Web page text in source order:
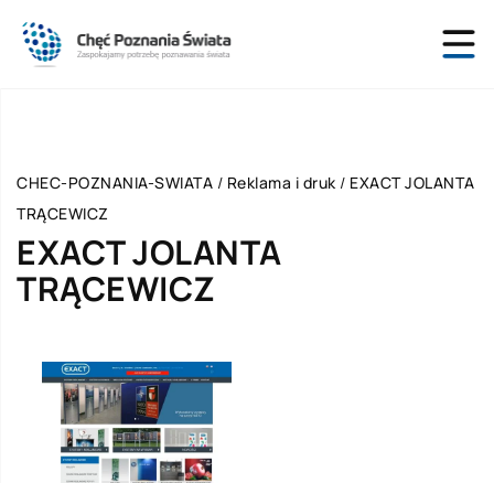
CHEC-POZNANIA-SWIATA / Reklama i druk / EXACT JOLANTA
TRĄCEWICZ
EXACT JOLANTA
TRĄCEWICZ